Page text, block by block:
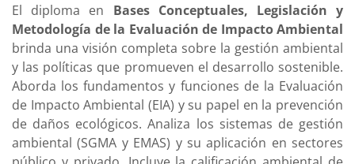
El diploma en Bases Conceptuales, Legislación y
Metodología de la Evaluación de Impacto Ambiental
brinda una visión completa sobre la gestión ambiental
y las políticas que promueven el desarrollo sostenible.
Aborda los fundamentos y funciones de la Evaluación
de Impacto Ambiental (EIA) y su papel en la prevención
de daños ecológicos. Analiza los sistemas de gestión
ambiental (SGMA y EMAS) y su aplicación en sectores